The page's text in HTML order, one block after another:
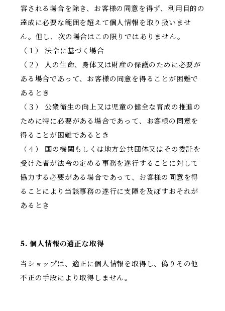
容される場合を除き、お客様の同意を得ず、利用目的の
達成に必要な範囲を超えて個人情報を取り扱いませ
ん。但し、次の場合はこの限りではありません。
（１） 法令に基づく場合
（２） 人の生命、身体又は財産の保護のために必要が
ある場合であって、お客様の同意を得ることが困難で
あるとき
（３） 公衆衛生の向上又は児童の健全な育成の推進の
ために特に必要がある場合であって、お客様の同意を
得ることが困難であるとき
（４） 国の機関もしくは地方公共団体又はその委託を
受けた者が法令の定める事務を遂行することに対して
協力する必要がある場合であって、お客様の同意を得
ることにより当該事務の遂行に支障を及ぼすおそれが
あるとき
5. 個人情報の適正な取得
当ショップは、適正に個人情報を取得し、偽りその他
不正の手段により取得しません。